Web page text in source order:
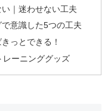
｜迷わせない工夫
意識した5つの工夫
っとできる！
レーニンググッズ